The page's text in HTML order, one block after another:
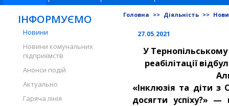
ІНФОРМУЄМО
Новини
Новини комунальних
підприємств
Анонси подій
Актуально
Гаряча лінія
Головна >> Діяльність >>
27.05.2021
У
реабілітації
«Інклюзія та діти
досягти успіху?»